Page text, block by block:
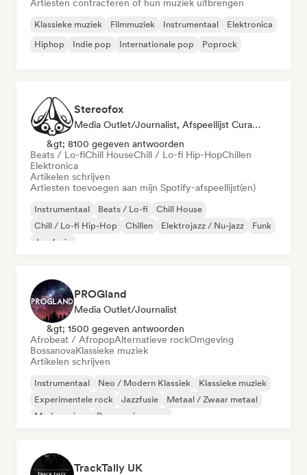
Artiesten contracteren of hun muziek uitbrengen
Klassieke muziek Filmmuziek Instrumentaal
Elektronica
Hiphop
Indie pop Internationale pop Poprock
Stereofox
Media Outlet/Journalist, Afspeellijst Curator
&gt; 8100 gegeven antwoorden
Beats / Lo-fiChill HouseChill / Lo-fi Hip-HopChillen
Elektronica
Artikelen schrijven
Artiesten toevoegen aan mijn Spotify-afspeellijst(en)
Instrumentaal Beats / Lo-fi
Chill House
Chill / Lo-fi Hip-Hop
Chillen Elektrojazz / Nu-jazz
Funk
Jazzfusie
PROGland
Media Outlet/Journalist
&gt; 1500 gegeven antwoorden
Afrobeat / AfropopAlternatieve rockOmgeving
BossanovaKlassieke muziek
Artikelen schrijven
Instrumentaal Neo / Modern Klassiek
Klassieke muziek
Experimentele rock
Jazzfusie
Metaal / Zwaar metaal
Moderne jazz
Progressieve pop
TrackTally UK